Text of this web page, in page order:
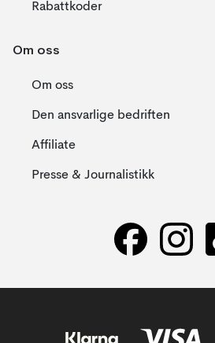
Rabattkoder
Om oss
Om oss
Den ansvarlige bedriften
Affiliate
Presse & Journalistikk